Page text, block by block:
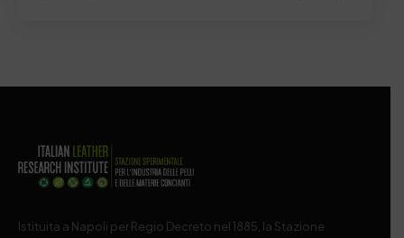
Istituita a Napoli per Regio Decreto nel 1885, la Stazione